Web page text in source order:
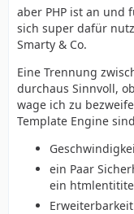
aber PHP ist an und
sich super dafür
Smarty & Co.
Eine Trennung
durchaus Sinnvoll,
wage ich zu
Template Engine
ein Paar
ein